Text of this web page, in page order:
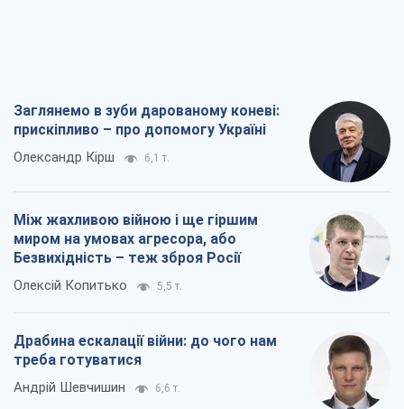
Заглянемо в зуби дарованому коневі:
прискіпливо – про допомогу Україні
Олександр Кірш 6,1 т.
Між жахливою війною і ще гіршим
миром на умовах агресора, або
Безвихідність – теж зброя Росії
Олексій Копитько 5,5 т.
Драбина ескалації війни: до чого нам
треба готуватися
Андрій Шевчишин 6,6 т.